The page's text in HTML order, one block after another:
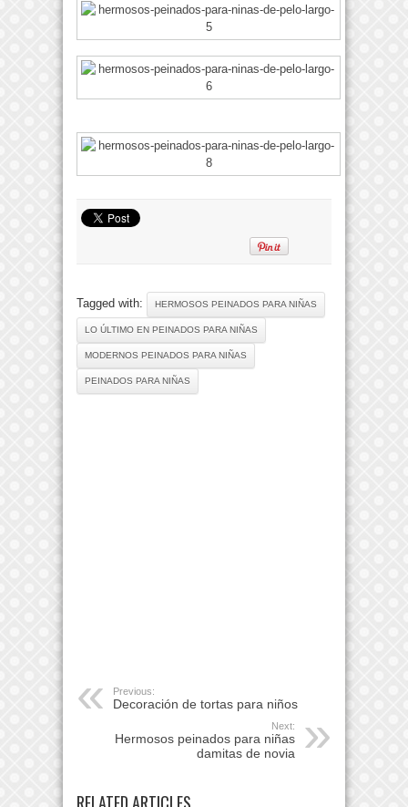
Tagged with: HERMOSOS PEINADOS PARA NIÑAS
LO ÚLTIMO EN PEINADOS PARA NIÑAS
MODERNOS PEINADOS PARA NIÑAS
PEINADOS PARA NIÑAS
Previous:
Decoración de tortas para niños
Next:
Hermosos peinados para niñas
damitas de novia